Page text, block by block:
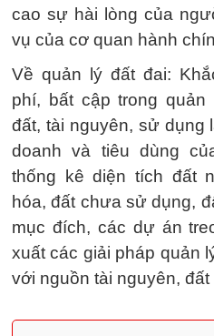
cao sự hài lòng của
vụ của cơ quan hành
Về quản lý đất đai:
phí, bất cập trong
đất, tài nguyên, sử dụng
doanh và tiêu dùng
thống kê diện tích đất
hóa, đất chưa sử dụng,
mục đích, các dự án
xuất các giải pháp quản
với nguồn tài nguyên, đất